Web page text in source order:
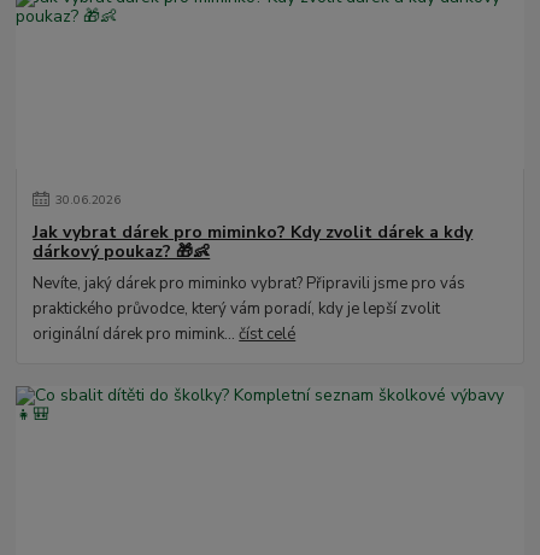
30.06.2026
Jak vybrat dárek pro miminko? Kdy zvolit dárek a kdy
dárkový poukaz? 🎁👶
Nevíte, jaký dárek pro miminko vybrat? Připravili jsme pro vás
praktického průvodce, který vám poradí, kdy je lepší zvolit
originální dárek pro mimink...číst celé